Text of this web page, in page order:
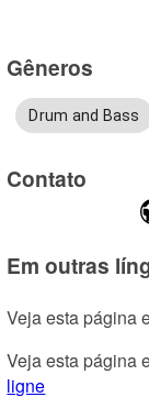
Gêneros
Drum and Bass
Contato
Em outras
Veja esta página
Veja esta página
ligne